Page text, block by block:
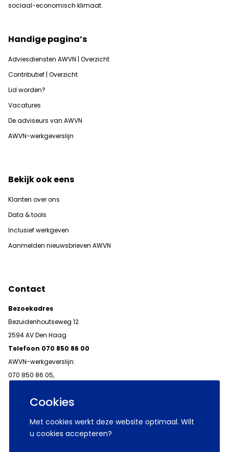
Cookies
Met cookies werkt deze website optimaal. Wilt
u cookies accepteren?
sociaal-economisch klimaat.
Handige pagina’s
Adviesdiensten AWVN | Overzicht
Contributief | Overzicht
Lid worden?
Vacatures
De adviseurs van AWVN
AWVN-werkgeverslijn
Bekijk ook eens
Klanten over ons
Data & tools
Inclusief werkgeven
Aanmelden nieuwsbrieven AWVN
Contact
Bezoekadres
Bezuidenhoutseweg 12
2594 AV Den Haag
Telefoon 070 850 86 00
AWVN-werkgeverslijn:
070 850 86 05,
© 2026 AWVN